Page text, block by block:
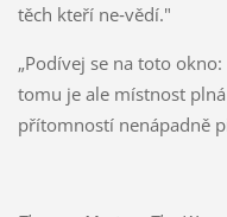
těch kteří ne‑vědí."
„Podívej se na toto
tomu je ale místnost
přítomností nenápadně